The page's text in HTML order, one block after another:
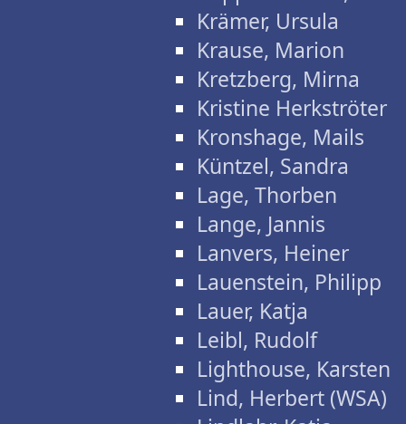
Krämer, Ursula
Krause, Marion
Kretzberg, Mirna
Kristine Herkströter
Kronshage, Mails
Küntzel, Sandra
Lage, Thorben
Lange, Jannis
Lanvers, Heiner
Lauenstein, Philipp
Lauer, Katja
Leibl, Rudolf
Lighthouse, Karsten
Lind, Herbert (WSA)